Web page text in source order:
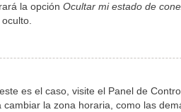
la opción Ocultar mi estado de
es el caso, visite el Panel de
la zona horaria, como las